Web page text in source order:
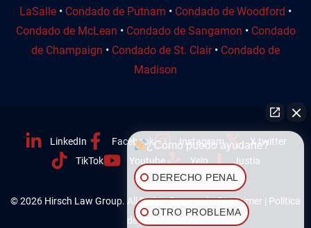
LaSalle • Condado de Putnam • Condado de Woodford •
Condado de McLean • Condado de Sangamon • Condado
de Champaign • Condado de St. Clair• Condado de
Madison
LinkedIn Facebook Instagram
X twitter
TikTok
Youtube Yelp Justia
© 2026 Hirsch Law Group. All Rights Reserved. |Disclaimer | Política
de privacidad
¿Cómo puedo ayudarte?
DERECHO PENAL
OTRO PROBLEMA